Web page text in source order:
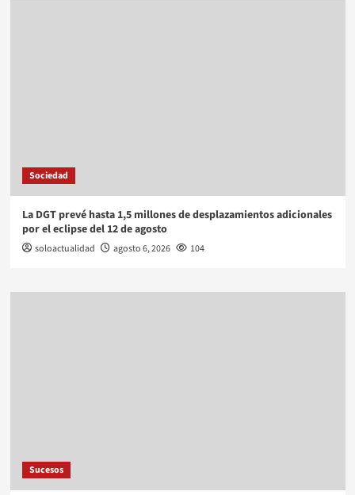
Sociedad
La DGT prevé hasta 1,5 millones de desplazamientos adicionales
por el eclipse del 12 de agosto
soloactualidad agosto 6, 2026 104
Sucesos